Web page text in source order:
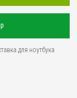
для ноутбука